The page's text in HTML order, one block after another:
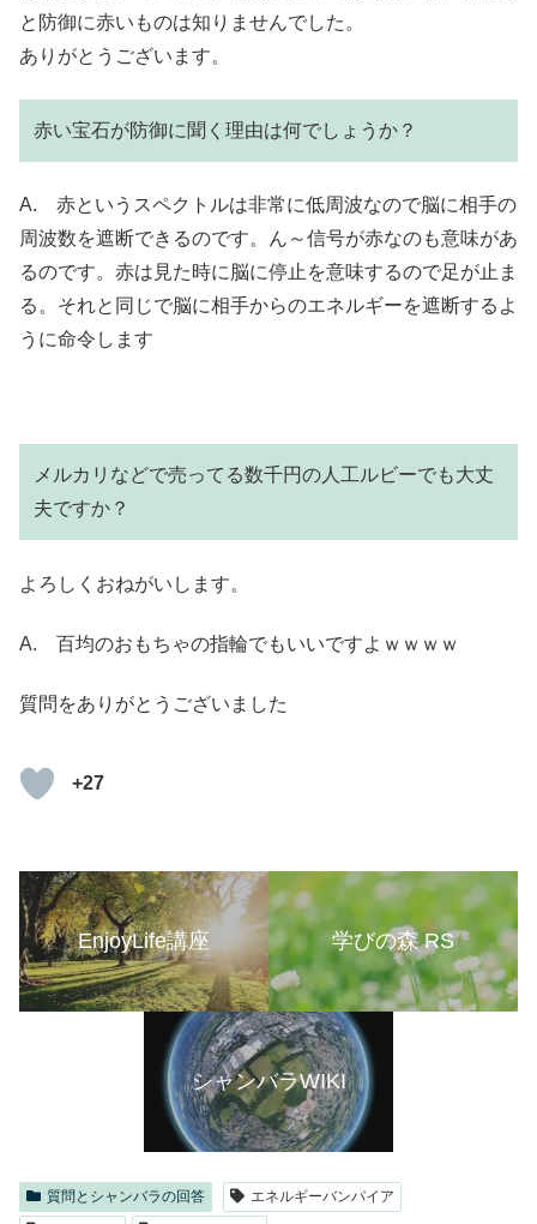
と防御に赤いものは知りませんでした。
ありがとうございます。
赤い宝石が防御に聞く理由は何でしょうか？
A. 赤というスペクトルは非常に低周波なので脳に相手の
周波数を遮断できるのです。ん～信号が赤なのも意味があ
るのです。赤は見た時に脳に停止を意味するので足が止ま
る。それと同じで脳に相手からのエネルギーを遮断するよ
うに命令します
メルカリなどで売ってる数千円の人工ルビーでも大丈
夫ですか？
よろしくおねがいします。
A. 百均のおもちゃの指輪でもいいですよｗｗｗｗ
質問をありがとうございました
+27
EnjoyLife講座 学びの森 RS
シャンバラWIKI
質問とシャンバラの回答
エネルギーバンパイア